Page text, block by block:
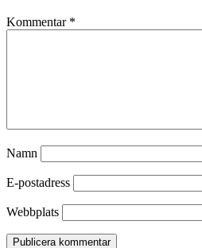
Kommentar *
Namn
E-postadress
Webbplats